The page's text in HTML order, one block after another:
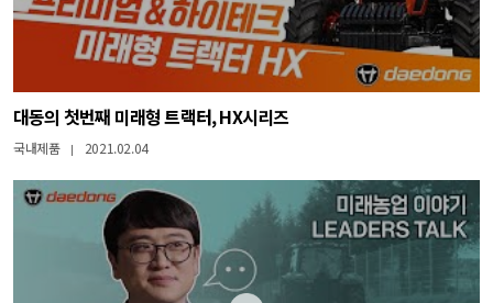
대동의 첫번째 미래형 트랙터, HX시리즈
국내제품 | 2021.02.04